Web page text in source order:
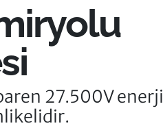
27.500V enerji